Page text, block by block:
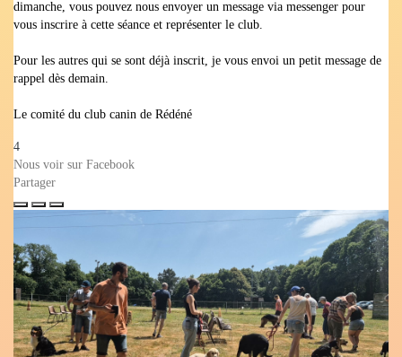
dimanche, vous pouvez nous envoyer un message via messenger pour
vous inscrire à cette séance et représenter le club.
Pour les autres qui se sont déjà inscrit, je vous envoi un petit message de
rappel dès demain.
Le comité du club canin de Rédéné
4
Nous voir sur Facebook
Partager